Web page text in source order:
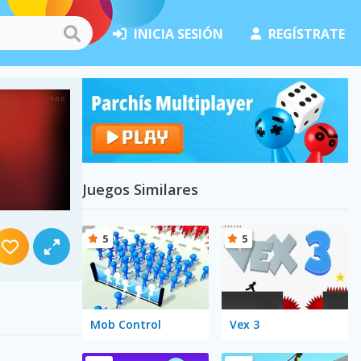
INICIA SESIÓN REGÍSTRATE
Juegos Similares
Mob Control
5
Vex 3
5